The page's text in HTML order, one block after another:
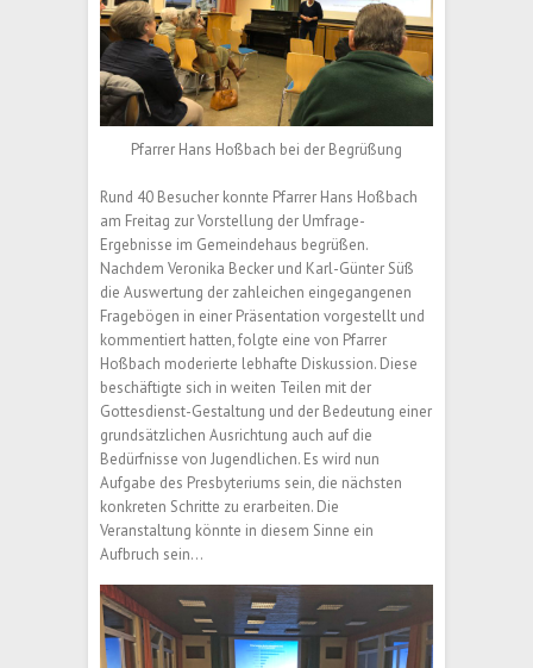
Pfarrer Hans Hoßbach bei der Begrüßung
Rund 40 Besucher konnte Pfarrer Hans Hoßbach
am Freitag zur Vorstellung der Umfrage-
Ergebnisse im Gemeindehaus begrüßen.
Nachdem Veronika Becker und Karl-Günter Süß
die Auswertung der zahleichen eingegangenen
Fragebögen in einer Präsentation vorgestellt und
kommentiert hatten, folgte eine von Pfarrer
Hoßbach moderierte lebhafte Diskussion. Diese
beschäftigte sich in weiten Teilen mit der
Gottesdienst-Gestaltung und der Bedeutung einer
grundsätzlichen Ausrichtung auch auf die
Bedürfnisse von Jugendlichen. Es wird nun
Aufgabe des Presbyteriums sein, die nächsten
konkreten Schritte zu erarbeiten. Die
Veranstaltung könnte in diesem Sinne ein
Aufbruch sein…